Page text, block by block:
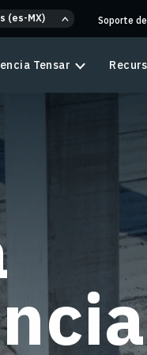
(es-MX) Soporte
Tensar